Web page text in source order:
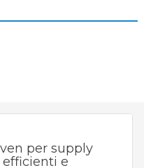
per supply
e